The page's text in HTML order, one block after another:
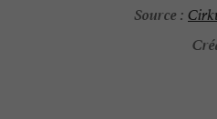
Source :